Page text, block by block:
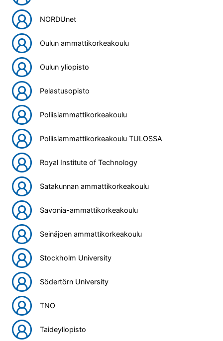
NORDUnet
Oulun ammattikorkeakoulu
Oulun yliopisto
Pelastusopisto
Poliisiammattikorkeakoulu
Poliisiammattikorkeakoulu TULOSSA
Royal Institute of Technology
Satakunnan ammattikorkeakoulu
Savonia-ammattikorkeakoulu
Seinäjoen ammattikorkeakoulu
Stockholm University
Södertörn University
TNO
Taideyliopisto